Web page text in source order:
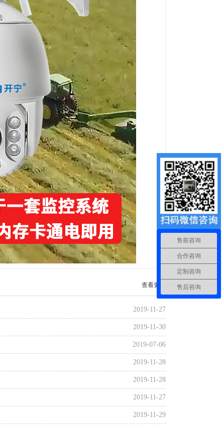
查看更多
2019-11-27
2019-11-30
2019-07-06
2019-11-28
2019-11-28
2019-11-27
2019-11-29
售前咨询
合作咨询
定制咨询
售后咨询